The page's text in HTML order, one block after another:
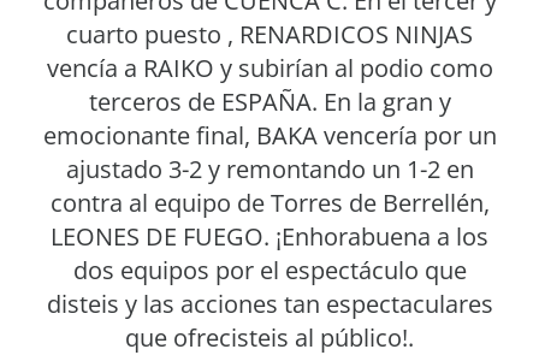
cuarto puesto , RENARDICOS NINJAS
vencía a RAIKO y subirían al podio como
terceros de ESPAÑA. En la gran y
emocionante final, BAKA vencería por un
ajustado 3-2 y remontando un 1-2 en
contra al equipo de Torres de Berrellén,
LEONES DE FUEGO. ¡Enhorabuena a los
dos equipos por el espectáculo que
disteis y las acciones tan espectaculares
que ofrecisteis al público!.